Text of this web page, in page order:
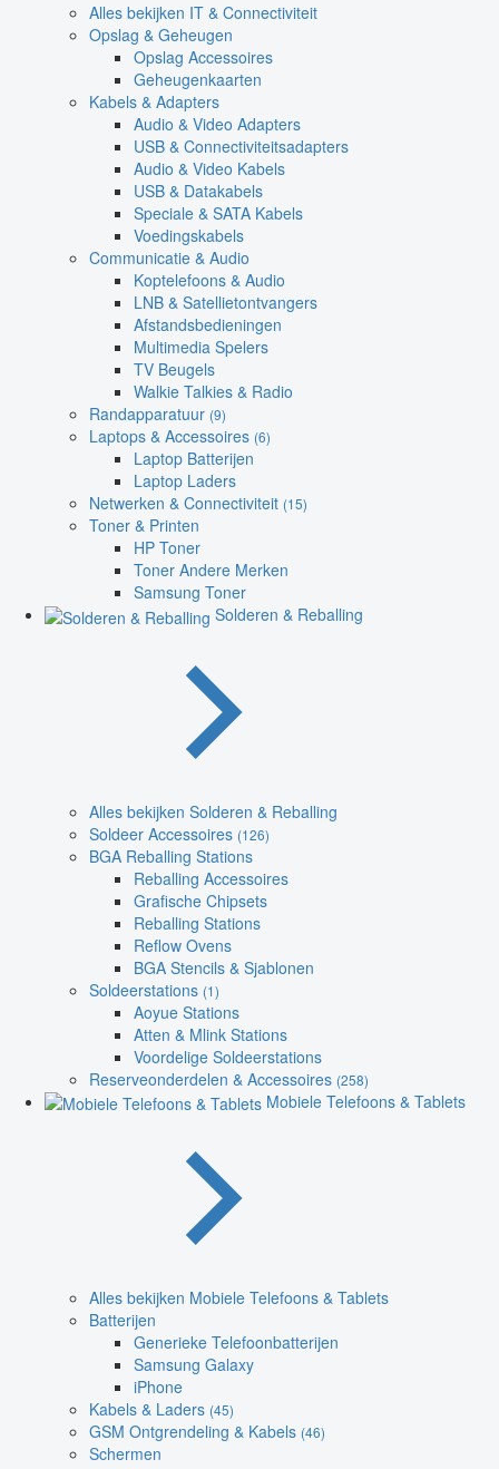
Alles bekijken IT & Connectiviteit
Opslag & Geheugen
Opslag Accessoires
Geheugenkaarten
Kabels & Adapters
Audio & Video Adapters
USB & Connectiviteitsadapters
Audio & Video Kabels
USB & Datakabels
Speciale & SATA Kabels
Voedingskabels
Communicatie & Audio
Koptelefoons & Audio
LNB & Satellietontvangers
Afstandsbedieningen
Multimedia Spelers
TV Beugels
Walkie Talkies & Radio
Randapparatuur (9)
Laptops & Accessoires (6)
Laptop Batterijen
Laptop Laders
Netwerken & Connectiviteit (15)
Toner & Printen
HP Toner
Toner Andere Merken
Samsung Toner
Solderen & Reballing
Alles bekijken Solderen & Reballing
Soldeer Accessoires (126)
BGA Reballing Stations
Reballing Accessoires
Grafische Chipsets
Reballing Stations
Reflow Ovens
BGA Stencils & Sjablonen
Soldeerstations (1)
Aoyue Stations
Atten & Mlink Stations
Voordelige Soldeerstations
Reserveonderdelen & Accessoires (258)
Mobiele Telefoons & Tablets
Alles bekijken Mobiele Telefoons & Tablets
Batterijen
Generieke Telefoonbatterijen
Samsung Galaxy
iPhone
Kabels & Laders (45)
GSM Ontgrendeling & Kabels (46)
Schermen